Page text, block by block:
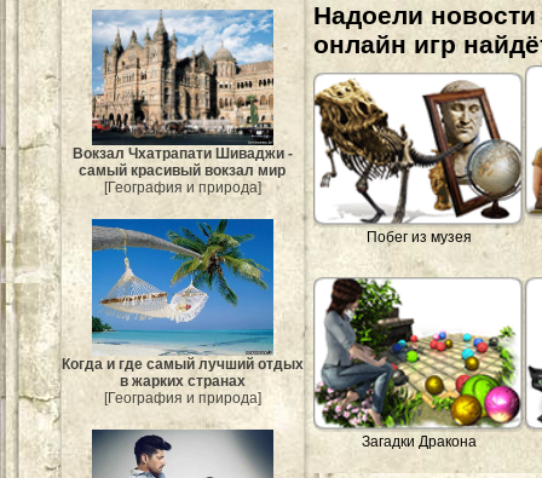
Вокзал Чхатрапати Шиваджи -
самый красивый вокзал мир
[География и природа]
Когда и где самый лучший отдых
в жарких странах
[География и природа]
Надоели
онлайн игр
Побег из музея
Загадки Дракона